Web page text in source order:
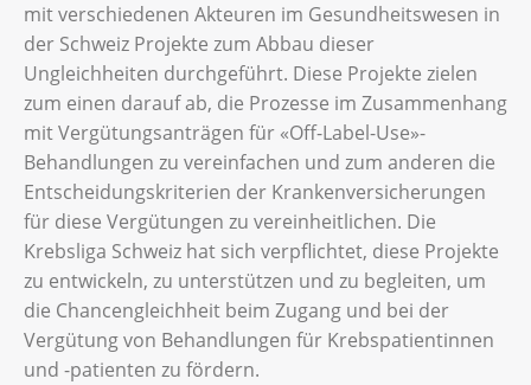
mit verschiedenen Akteuren im Gesundheitswesen in
der Schweiz Projekte zum Abbau dieser
Ungleichheiten durchgeführt. Diese Projekte zielen
zum einen darauf ab, die Prozesse im Zusammenhang
mit Vergütungsanträgen für «Off-Label-Use»-
Behandlungen zu vereinfachen und zum anderen die
Entscheidungskriterien der Krankenversicherungen
für diese Vergütungen zu vereinheitlichen. Die
Krebsliga Schweiz hat sich verpflichtet, diese Projekte
zu entwickeln, zu unterstützen und zu begleiten, um
die Chancengleichheit beim Zugang und bei der
Vergütung von Behandlungen für Krebspatientinnen
und -patienten zu fördern.